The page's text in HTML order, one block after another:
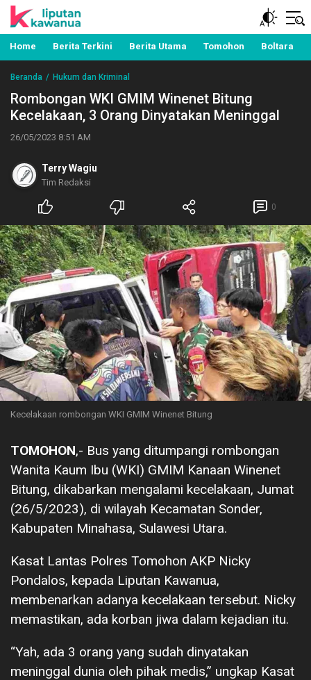
Liputan Kawanua
Berita Manado, Sulawesi Utara, Kawanua, Politik,
Pemerintahan, Hukum Kriminal dan Nasional
Home Berita Terkini Berita Utama Tomohon Boltara
Beranda Hukum dan Kriminal
Rombongan WKI GMIM Winenet Bitung
Kecelakaan, 3 Orang Dinyatakan Meninggal
26/05/2023 8:51 AM
Terry Wagiu
Tim Redaksi
0
Kecelakaan rombongan WKI GMIM Winenet Bitung
TOMOHON,- Bus yang ditumpangi rombongan
Wanita Kaum Ibu (WKI) GMIM Kanaan Winenet
Bitung, dikabarkan mengalami kecelakaan, Jumat
(26/5/2023), di wilayah Kecamatan Sonder,
Kabupaten Minahasa, Sulawesi Utara.
Kasat Lantas Polres Tomohon AKP Nicky
Pondalos, kepada Liputan Kawanua,
membenarkan adanya kecelakaan tersebut. Nicky
memastikan, ada korban jiwa dalam kejadian itu.
“Yah, ada 3 orang yang sudah dinyatakan
meninggal dunia oleh pihak medis,” ungkap Kasat